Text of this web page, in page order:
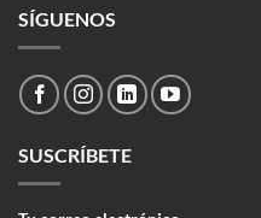
SÍGUENOS
SUSCRÍBETE